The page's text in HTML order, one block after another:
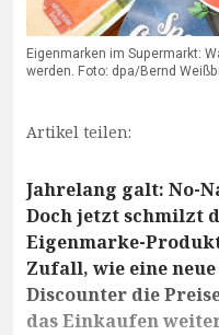
Eigenmarken im Supermarkt:
werden. Foto: dpa/Bernd
Artikel teilen:
Jahrelang galt: No-
Doch jetzt schmilzt
Eigenmarke-
Zufall, wie eine
Discounter die
das Einkaufen